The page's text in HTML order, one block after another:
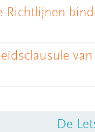
Richtlijnen
De